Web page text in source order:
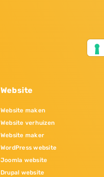
Website
Website maken
Website verhuizen
Website maker
WordPress website
Joomla website
Drupal website